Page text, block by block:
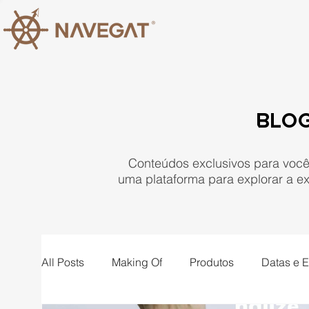
Conteúdos exclusivos para
uma plataforma para explorar a
All Posts Making Of Produtos Datas e